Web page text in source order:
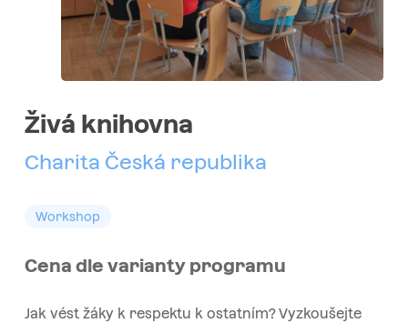
Živá knihovna
Charita Česká republika
Workshop
Cena dle varianty programu
Jak vést žáky k respektu k ostatním? Vyzkoušejte